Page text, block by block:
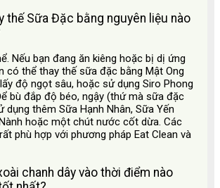
thế Sữa Đặc bằng nguyên liệu nào
Nếu bạn đang ăn kiêng hoặc bị dị ứng
có thể thay thế sữa đặc bằng Mật Ong
độ ngọt sâu, hoặc sử dụng Siro Phong
bù đắp độ béo, ngậy (thứ mà sữa đặc
dụng thêm Sữa Hạnh Nhân, Sữa Yến
hoặc một chút nước cốt dừa. Các
phù hợp với phương pháp Eat Clean và
chanh dây vào thời điểm nào